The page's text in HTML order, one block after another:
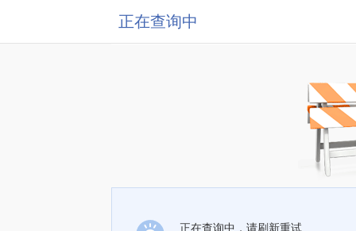
正在查询中
正在查询中，请刷新重试